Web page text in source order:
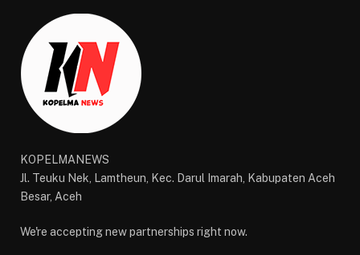
KOPELMANEWS
Jl. Teuku Nek, Lamtheun, Kec. Darul Imarah, Kabupaten Aceh
Besar, Aceh
We're accepting new partnerships right now.